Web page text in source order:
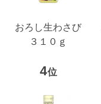
おろし生わさび
３１０ｇ
4位